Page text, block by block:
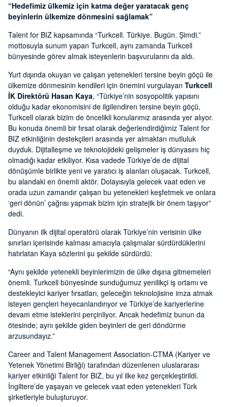
“Hedefimiz ülkemiz için katma değer yaratacak genç
beyinlerin ülkemize dönmesini sağlamak”
Talent for BIZ kapsamında “Turkcell. Türkiye. Bugün. Şimdi.”
mottosuyla sunum yapan Turkcell, aynı zamanda Turkcell
bünyesinde görev almak isteyenlerin başvurularını da aldı.
Yurt dışında okuyan ve çalışan yetenekleri tersine beyin göçü ile
ülkemize dönmesinin kendileri için önemini vurgulayan Turkcell
İK Direktörü Hasan Kaya, “Türkiye’nin sosyopolitik yapısını
olduğu kadar ekonomisini de ilgilendiren tersine beyin göçü,
Turkcell olarak bizim de öncelikli konularımız arasında yer alıyor.
Bu konuda önemli bir fırsat olarak değerlendirdiğimiz Talent for
BIZ etkinliğinin destekçileri arasında yer almaktan mutluluk
duyduk. Dijitalleşme ve teknolojideki gelişmeler iş dünyasını hiç
olmadığı kadar etkiliyor. Kısa vadede Türkiye’de de dijital
dönüşümle birlikte yeni ve yaratıcı iş alanları oluşacak. Turkcell,
bu alandaki en önemli aktör. Dolayısıyla gelecek vaat eden ve
orada uzun zamandır çalışan bu yetenekleri keşfetmek ve onlara
‘geri dönün’ çağrısı yapmak bizim için stratejik bir önem taşıyor”
dedi.
Dünyanın ilk dijital operatörü olarak Türkiye’nin verisinin ülke
sınırları içerisinde kalması amacıyla çalışmalar sürdürdüklerini
hatırlatan Kaya sözlerini şu şekilde sürdürdü:
“Aynı şekilde yetenekli beyinlerimizin de ülke dışına gitmemeleri
önemli. Turkcell bünyesinde sunduğumuz yenilikçi iş ortamı ve
destekleyici kariyer fırsatları, geleceğin teknolojisine imza atmak
isteyen gençleri heyecanlandırıyor ve Türkiye’de kariyerlerine
devam etme isteklerini perçinliyor. Ancak hedefimiz bunun da
ötesinde; aynı şekilde giden beyinleri de geri döndürme
arzusundayız.”
Career and Talent Management Association-CTMA (Kariyer ve
Yetenek Yönetimi Birliği) tarafından düzenlenen uluslararası
kariyer etkinliği Talent for BIZ, bu yıl ilke kez gerçekleştirildi.
İngiltere’de yaşayan ve gelecek vaat eden yetenekleri Türk
şirketleriyle buluşturuyor.